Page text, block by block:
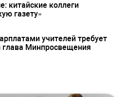
китайские коллеги
газету»
учителей требует
глава Минпросвещения